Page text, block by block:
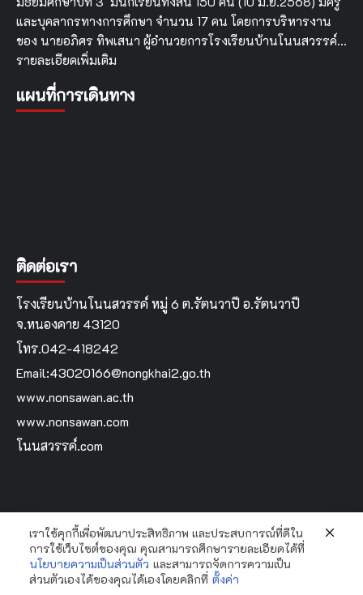
ความ
สามารถ
พิเศษ
ส่ง
การ
ศึกษา
ผ่าน
ระบบ
และบุคลากรทางการศึกษา จำนวน 17 คน โดยการบริหารงาน
ของ นายอภิศร ทิพเสนา ผู้อำนวยการโรงเรียนบ้านโนนสวรรค์…
รายละเอียดเพิ่มเติม
แผนที่การเดินทาง
ติดต่อเรา
โรงเรียนบ้านโนนสวรรค์ หมู่ 6 ต.รัตนวาปี อ.รัตนวาปี
จ.หนองคาย 43120
โทร.042-418242
Email:43020166@nongkhai2.go.th
www.nonsawan.ac.th
www.nonsawan.com
โนนสวรรค์.com
Home
เราใช้คุกกี้เพื่อพัฒนาประสิทธิภาพ และประสบการณ์ที่ดีใน
การใช้เว็บไซต์ของคุณ คุณสามารถศึกษารายละเอียดได้ที่
นโยบายความเป็นส่วนตัว และสามารถจัดการความเป็น
ส่วนตัวเองได้ของคุณได้เองโดยคลิกที่ ตั้งค่า